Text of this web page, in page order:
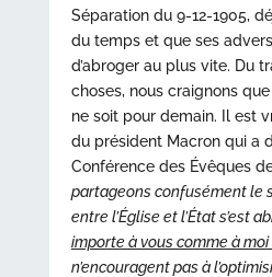
Séparation du 9-12-1905,
du temps et que ses
d’abroger au plus vite. Du
choses, nous craignons
ne soit pour demain. Il est
du président Macron qui a
Conférence des Évêques
partageons confusément le
entre l’Église et l’État s’est
importe à vous comme à
n’encouragent pas à